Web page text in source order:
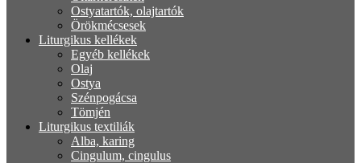
Ostyatartók, olajtartók
Örökmécsesek
Liturgikus kellékek
Egyéb kellékek
Olaj
Ostya
Szénpogácsa
Tömjén
Liturgikus textiliák
Alba, karing
Cingulum, cingulus